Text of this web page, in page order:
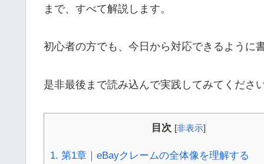
まで、すべて解説します。
初心者の方でも、今日から対応できるように
是非最後まで読み込んで実践してみてくださ
目次 [非表示]
1. 第1章｜eBayクレームの全体像を理解する